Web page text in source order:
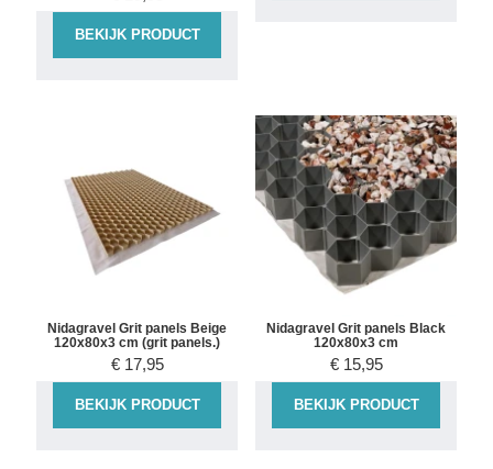
BEKIJK PRODUCT
Nidagravel Grit panels Beige
120x80x3 cm (grit panels.)
€ 17,95
BEKIJK PRODUCT
Nidagravel Grit panels Black
120x80x3 cm
€ 15,95
BEKIJK PRODUCT